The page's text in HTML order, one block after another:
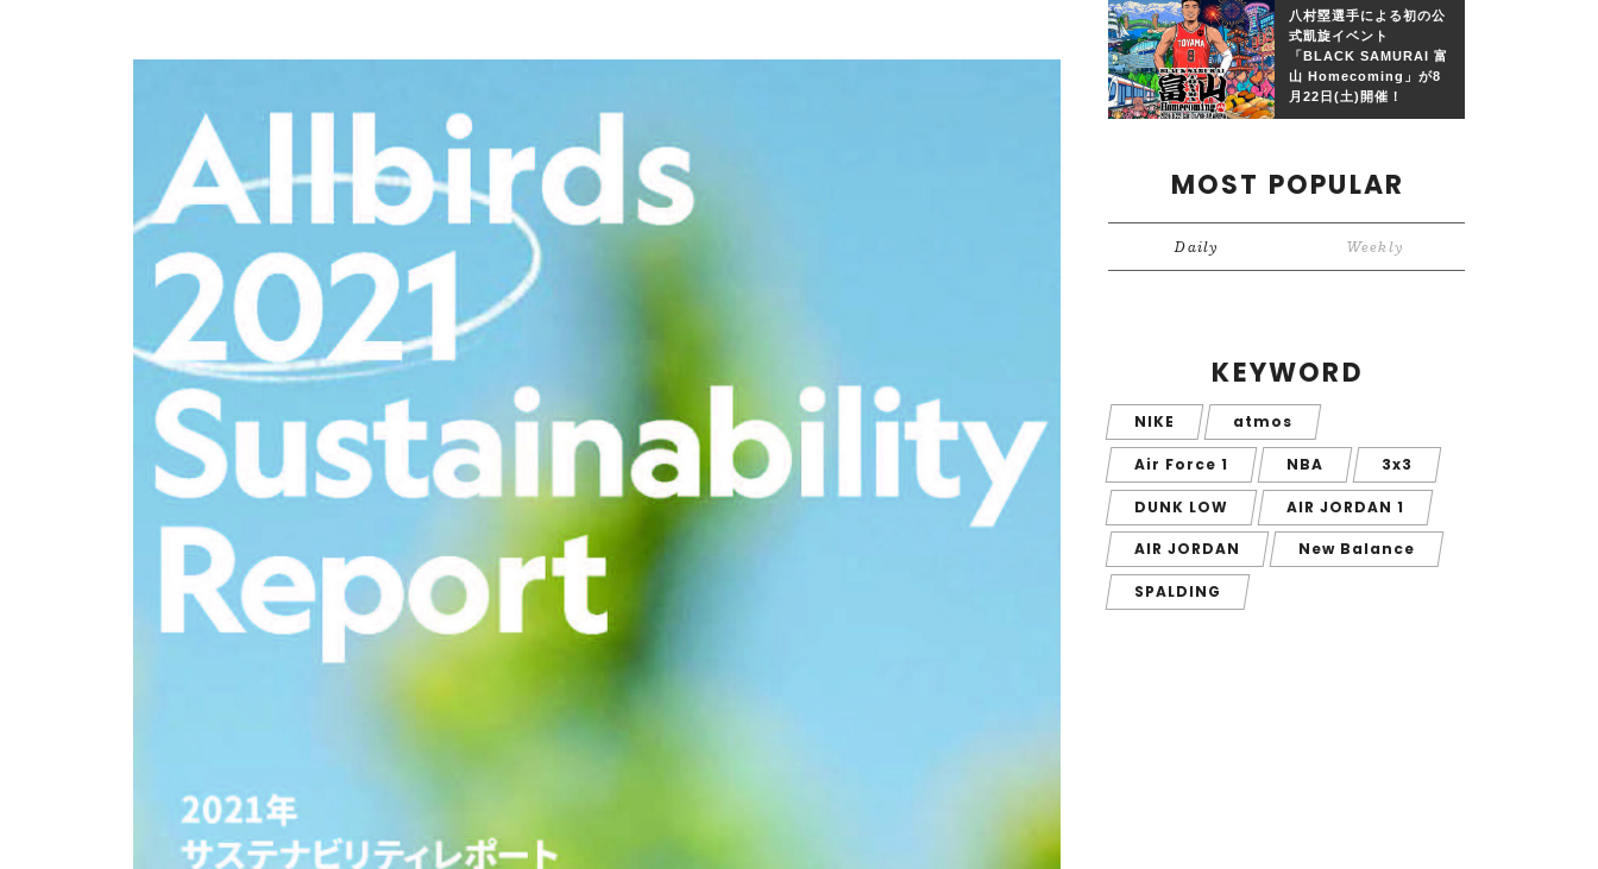
八村塁選手による初の公
式凱旋イベント
「BLACK SAMURAI 富
山 Homecoming」が8
月22日(土)開催！
MOST POPULAR
Daily Weekly
KEYWORD
NIKE atmos
Air Force 1 NBA 3x3
DUNK LOW AIR JORDAN 1
AIR JORDAN New Balance
SPALDING